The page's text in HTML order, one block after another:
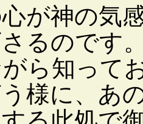
が神の気
るのです
ら知って
様に、あ